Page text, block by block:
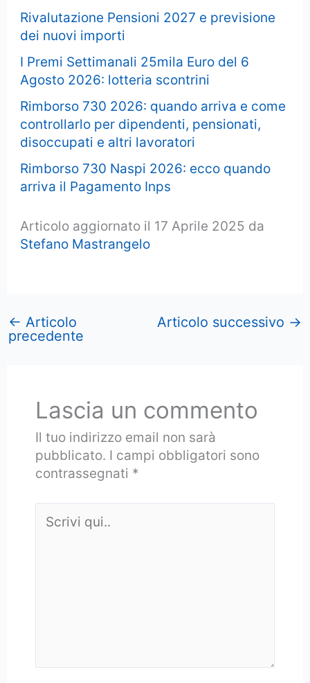
Rivalutazione Pensioni 2027 e previsione
dei nuovi importi
I Premi Settimanali 25mila Euro del 6
Agosto 2026: lotteria scontrini
Rimborso 730 2026: quando arriva e come
controllarlo per dipendenti, pensionati,
disoccupati e altri lavoratori
Rimborso 730 Naspi 2026: ecco quando
arriva il Pagamento Inps
Articolo aggiornato il 17 Aprile 2025 da
Stefano Mastrangelo
← Articolo
precedente
Articolo successivo →
Lascia un commento
Il tuo indirizzo email non sarà
pubblicato. I campi obbligatori sono
contrassegnati *
qui..